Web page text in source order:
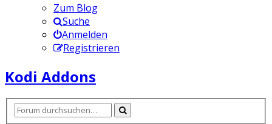
Zum Blog
Suche
Anmelden
Registrieren
Kodi Addons